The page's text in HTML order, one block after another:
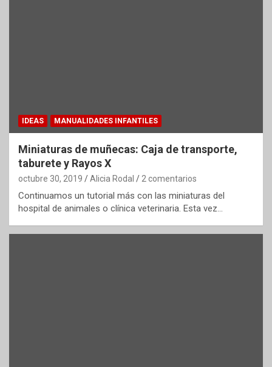
IDEAS MANUALIDADES INFANTILES
Miniaturas de muñecas: Caja de transporte,
taburete y Rayos X
octubre 30, 2019 Alicia Rodal 2 comentarios
Continuamos un tutorial más con las miniaturas del
hospital de animales o clínica veterinaria. Esta vez…